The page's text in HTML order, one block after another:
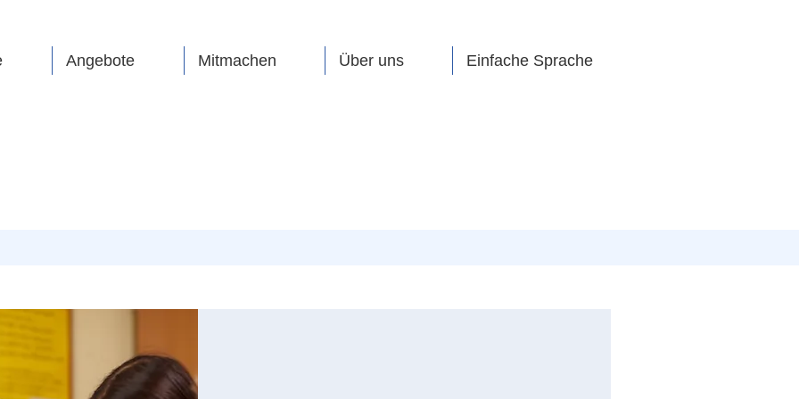
Angebote Mitmachen Über uns Einfache Sprache